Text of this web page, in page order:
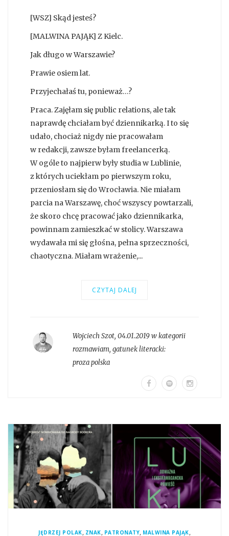
[WSZ] Skąd jesteś?
[MALWINA PAJĄK] Z Kielc.
Jak długo w Warszawie?
Prawie osiem lat.
Przyjechałaś tu, ponieważ…?
Praca. Zajęłam się public relations, ale tak
naprawdę chciałam być dziennikarką. I to się
udało, chociaż nigdy nie pracowałam
w redakcji, zawsze byłam freelancerką.
W ogóle to najpierw były studia w Lublinie,
z których uciekłam po pierwszym roku,
przeniosłam się do Wrocławia. Nie miałam
parcia na Warszawę, choć wszyscy powtarzali,
że skoro chcę pracować jako dziennikarka,
powinnam zamieszkać w stolicy. Warszawa
wydawała mi się głośna, pełna sprzeczności,
chaotyczna. Miałam wrażenie,...
CZYTAJ DALEJ
Wojciech Szot, 04.01.2019 w kategorii
rozmawiam, gatunek literacki:
proza polska
JĘDRZEJ POLAK, ZNAK, PATRONATY, MALWINA PAJĄK,